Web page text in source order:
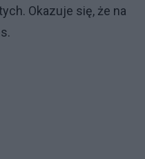
Okazuje się, że na